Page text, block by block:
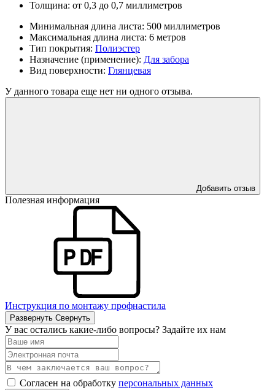
Толщина: от 0,3 до 0,7 миллиметров
Минимальная длина листа: 500 миллиметров
Максимальная длина листа: 6 метров
Тип покрытия: Полиэстер
Назначение (применение): Для забора
Вид поверхности: Глянцевая
У данного товара еще нет ни одного отзыва.
Добавить отзыв
Полезная информация
Инструкция по монтажу профнастила
Развернуть Свернуть
У вас остались какие-либо вопросы? Задайте их нам
Согласен на обработку персональных данных